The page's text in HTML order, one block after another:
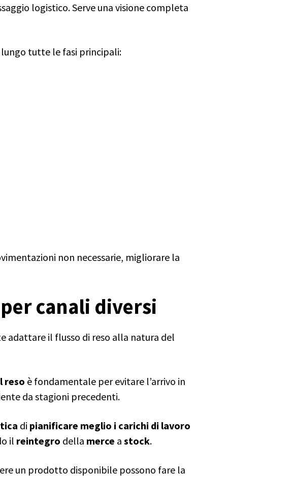
logistico. Serve una visione completa
lungo tutte le fasi principali:
non necessarie, migliorare la
canali diversi
adattare il flusso di reso alla natura del
reso è fondamentale per evitare l’arrivo in
da stagioni precedenti.
di pianificare meglio i carichi di lavoro
il reintegro della merce a stock.
un prodotto disponibile possono fare la